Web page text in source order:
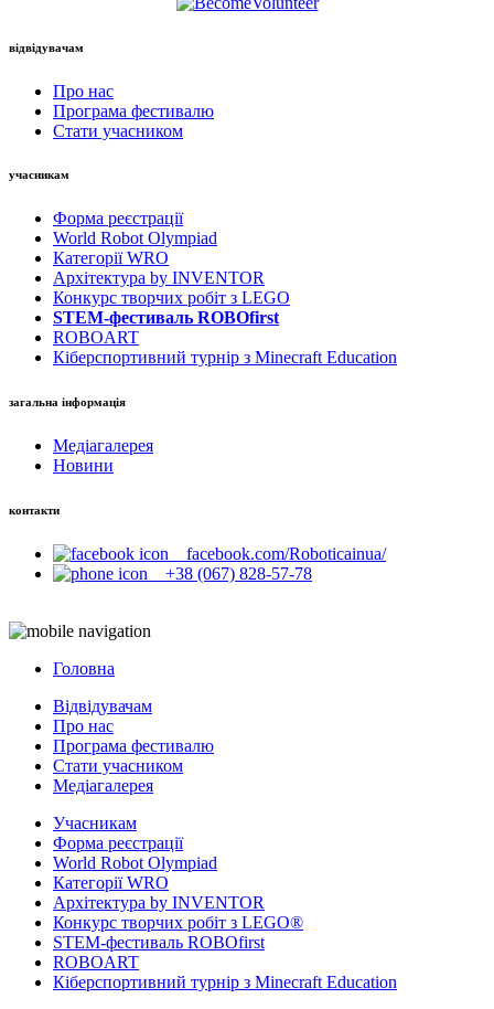
відвідувачам
Про нас
Програма фестивалю
Стати учасником
учасникам
Форма реєстрації
World Robot Olympiad
Категорії WRO
Архітектура by INVENTOR
Конкурс творчих робіт з LEGO
STEM-фестиваль ROBOfirst
ROBOART
Кіберспортивний турнір з Minecraft Education
загальна інформація
Медіагалерея
Новини
контакти
facebook.com/Roboticainua/
+38 (067) 828-57-78
Головна
Відвідувачам
Про нас
Програма фестивалю
Стати учасником
Медіагалерея
Учасникам
Форма реєстрації
World Robot Olympiad
Категорії WRO
Архітектура by INVENTOR
Конкурс творчих робіт з LEGO®
STEM-фестиваль ROBOfirst
ROBOART
Кіберспортивний турнір з Minecraft Education